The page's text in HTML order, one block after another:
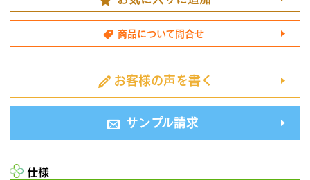
商品について問合せ
お客様の声を書く
サンプル請求
仕様